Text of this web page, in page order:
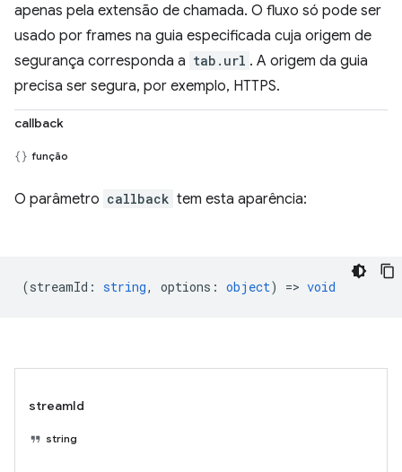
apenas pela extensão de chamada. O fluxo só pode ser
usado por frames na guia especificada cuja origem de
segurança corresponda a tab.url . A origem da guia
precisa ser segura, por exemplo, HTTPS.
callback
função
O parâmetro callback tem esta aparência:
(streamId : string, options : object) => void
streamId
string